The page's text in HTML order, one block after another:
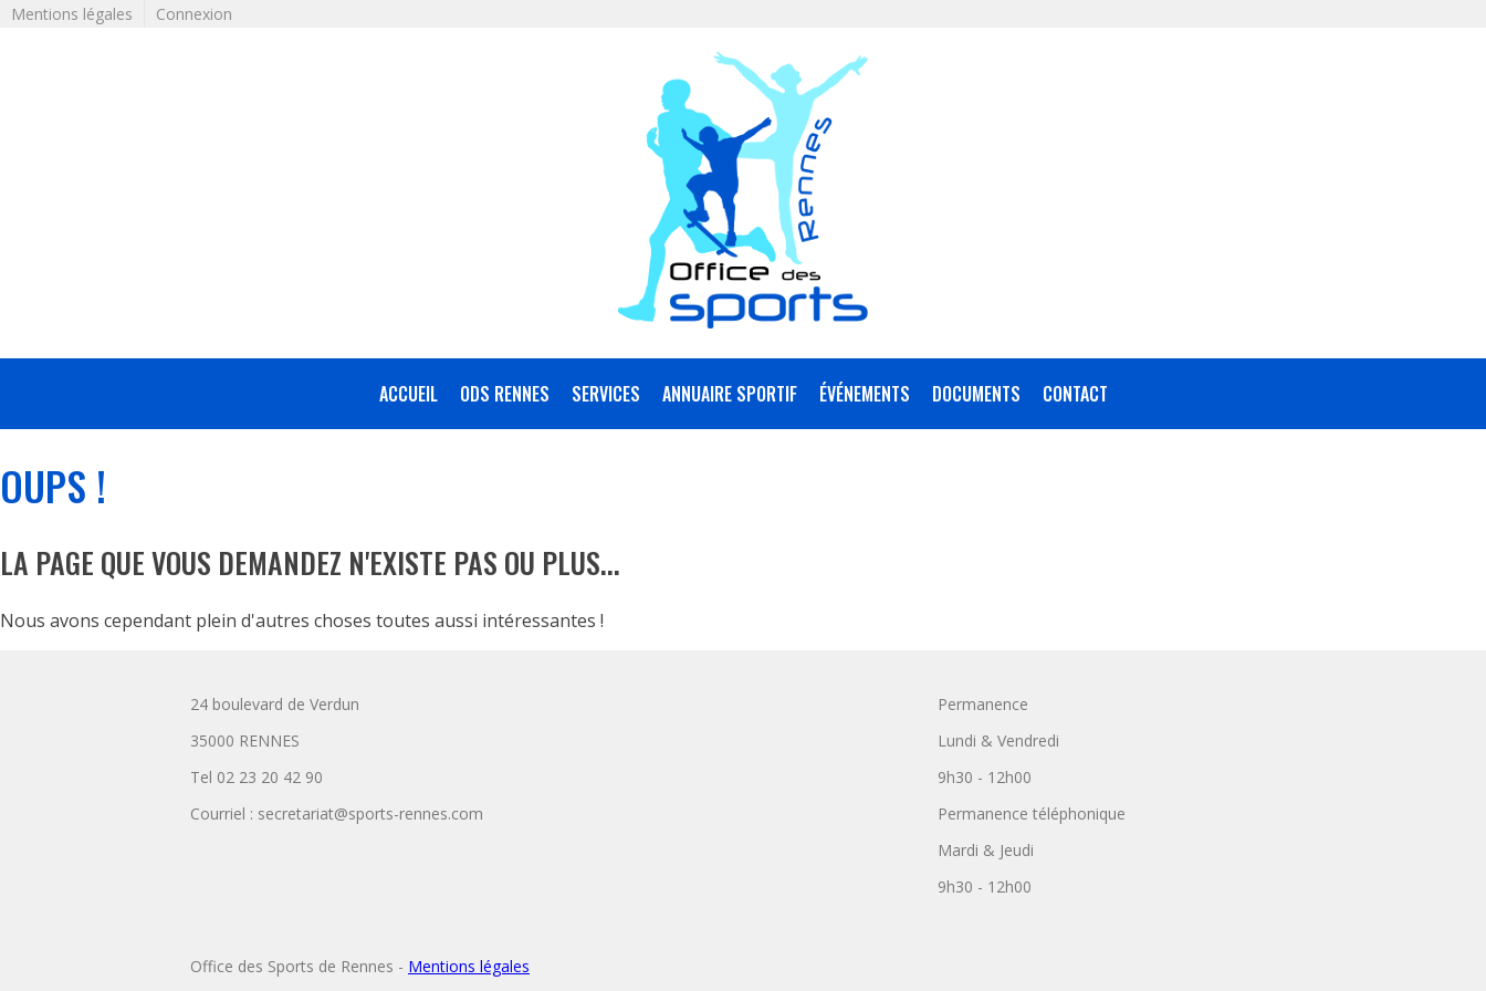
Mentions légales Connexion
ACCUEIL ODS RENNES SERVICES ANNUAIRE SPORTIF ÉVÉNEMENTS DOCUMENTS CONTACT
OUPS !
LA PAGE QUE VOUS DEMANDEZ N'EXISTE PAS OU PLUS...
Nous avons cependant plein d'autres choses toutes aussi intéressantes !
24 boulevard de Verdun
35000 RENNES
Tel 02 23 20 42 90
Courriel : secretariat@sports-rennes.com
Permanence
Lundi & Vendredi
9h30 - 12h00
Permanence téléphonique
Mardi & Jeudi
9h30 - 12h00
Office des Sports de Rennes - Mentions légales